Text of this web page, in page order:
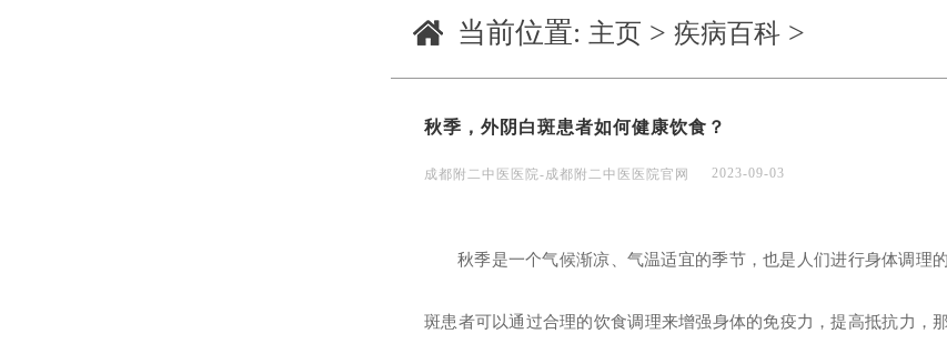
当前位置: 主页 > 疾病百科 >
秋季，外阴白斑患者如何健康饮食？
成都附二中医医院-成都附二中医医院官网 2023-09-03
秋季是一个气候渐凉、气温适宜的季节，也是人们进行身体调理
斑患者可以通过合理的饮食调理来增强身体的免疫力，提高抵抗力，